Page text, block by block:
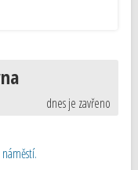
dnes je zavřeno